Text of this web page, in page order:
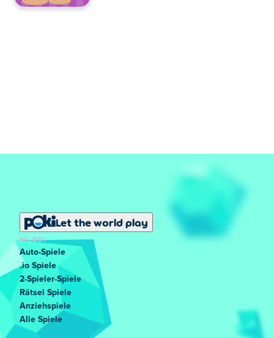
Let the world play
BELIEBT
Auto-Spiele
.io Spiele
2-Spieler-Spiele
Rätsel Spiele
Anziehspiele
Alle Spiele